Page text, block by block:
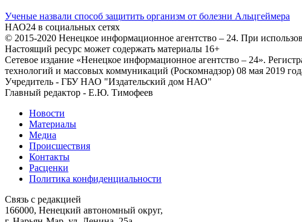
Ученые назвали способ защитить организм от болезни Альцгеймера
НАО24 в социальных сетях
© 2015-2020 Ненецкое информационное агентство – 24. При
Настоящий ресурс может содержать материалы 16+
Сетевое издание «Ненецкое информационное агентство – 24».
технологий и массовых коммуникаций (Роскомнадзор) 08 мая 2019
Учредитель - ГБУ НАО "Издательский дом НАО"
Главный редактор - Е.Ю. Тимофеев
Новости
Материалы
Медиа
Происшествия
Контакты
Расценки
Политика конфиденциальности
Связь с редакцией
166000, Ненецкий автономный округ,